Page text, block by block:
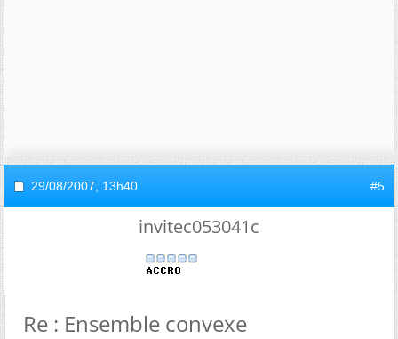
29/08/2007, 13h40 #5
invitec053041c
Re : Ensemble convexe